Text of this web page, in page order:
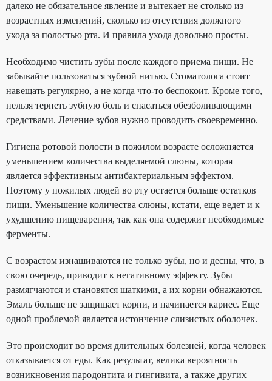
далеко не обязательное явление и вытекает не столько из
возрастных изменений, сколько из отсутствия должного
ухода за полостью рта. И правила ухода довольно просты.
Необходимо чистить зубы после каждого приема пищи. Не
забывайте пользоваться зубной нитью. Стоматолога стоит
навещать регулярно, а не когда что-то беспокоит. Кроме того,
нельзя терпеть зубную боль и спасаться обезболивающими
средствами. Лечение зубов нужно проводить своевременно.
Гигиена ротовой полости в пожилом возрасте осложняется
уменьшением количества выделяемой слюны, которая
является эффективным антибактериальным эффектом.
Поэтому у пожилых людей во рту остается больше остатков
пищи. Уменьшение количества слюны, кстати, еще ведет и к
ухудшению пищеварения, так как она содержит необходимые
ферменты.
С возрастом изнашиваются не только зубы, но и десны, что, в
свою очередь, приводит к негативному эффекту. Зубы
размягчаются и становятся шаткими, а их корни обнажаются.
Эмаль больше не защищает корни, и начинается кариес. Еще
одной проблемой является истончение слизистых оболочек.
Это происходит во время длительных болезней, когда человек
отказывается от еды. Как результат, велика вероятность
возникновения пародонтита и гингивита, а также других